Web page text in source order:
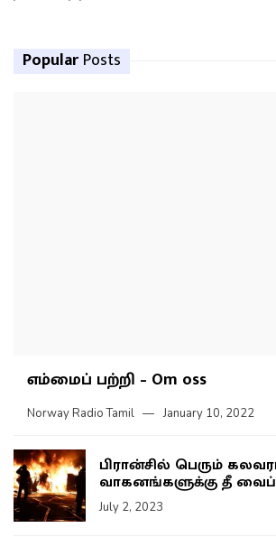
Popular Posts
எம்மைப் பற்றி – Om oss
Norway Radio Tamil January 10, 2022
பிரான்சில் பெரும்
வாகனங்களுக்கு தீ
July 2, 2023